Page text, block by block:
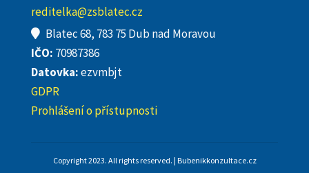
reditelka@zsblatec.cz
Blatec 68, 783 75 Dub nad Moravou
IČO: 70987386
Datovka:ezvmbjt
GDPR
Prohlášení o přístupnosti
Copyright 2023. All rights reserved. | Bubenikkonzultace.cz